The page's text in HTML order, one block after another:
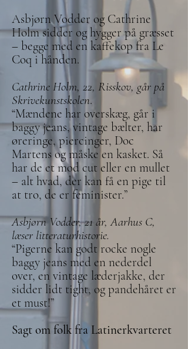
Asbjørn Vodder og Cathrine
Holm sidder og hygger på græsset
– begge med en kaffekop fra Le
Coq i hånden.
Cathrine Holm, 22, Risskov, går på
Skrivekunstskolen.
“Mændene har overskæg, går i
baggy jeans, vintage bælter, har
øreringe, piercinger, Doc
Martens og måske en kasket. Så
har de et mod cut eller en mullet
– alt hvad, der kan få en pige til
at tro, de er feminister.”
Asbjørn Vodder, 21 år, Aarhus C,
læser litteraturhistorie.
“Pigerne kan godt rocke nogle
baggy jeans med en nederdel
over, en vintage læderjakke, der
sidder lidt tight, og pandehåret er
et must!”
Sagt om folk fra Latinerkvarteret